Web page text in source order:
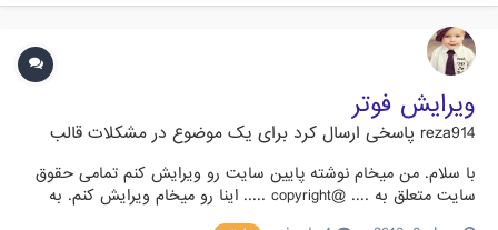
ویرایش فوتر
reza914 پاسخی ارسال کرد برای یک موضوع در مشکلات قالب
با سلام. من میخام نوشته پایین سایت رو ویرایش کنم تمامی حقوق
سایت متعلق به .... @copyright ..... اینا رو میخام ویرایش کنم. به
کجا باید مراجعه کنم؟ در هاست کدام فایلها رو باید ویرایش کنم؟